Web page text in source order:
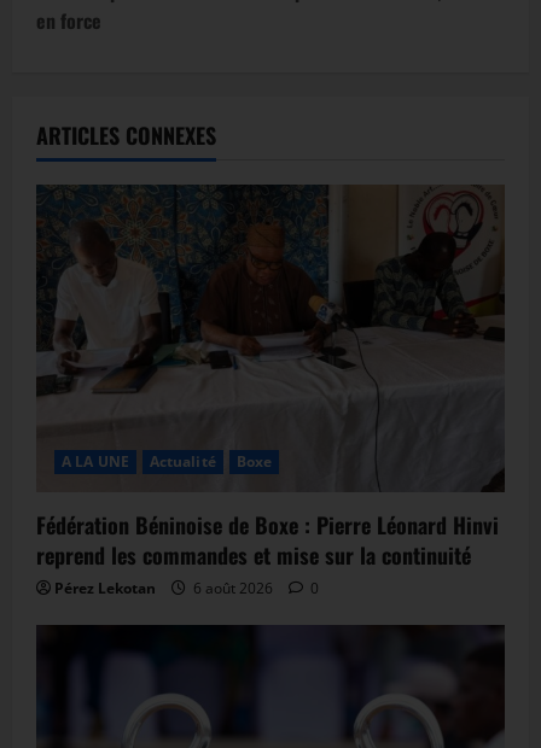
en force
ARTICLES CONNEXES
A LA UNE Actualité Boxe
Fédération Béninoise de Boxe : Pierre Léonard Hinvi
reprend les commandes et mise sur la continuité
Pérez Lekotan 6 août 2026 0